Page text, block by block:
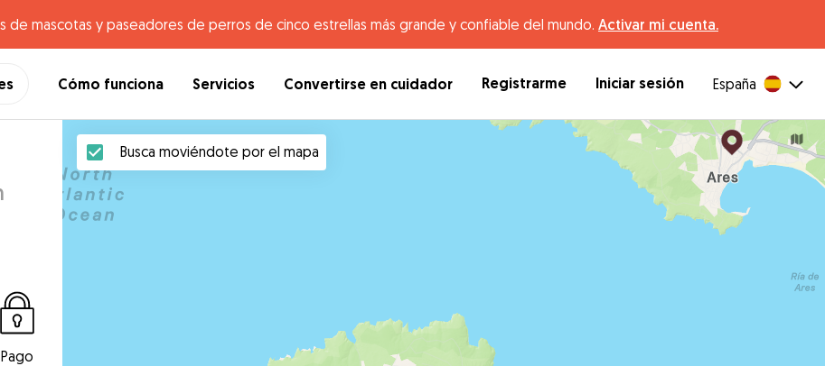
de mascotas y paseadores de perros de cinco estrellas más grande y confiable del mundo. Activar mi cuenta.
Cómo funciona Servicios Convertirse en cuidador Registrarme Iniciar sesión España
Pago
Busca moviéndote por el mapa